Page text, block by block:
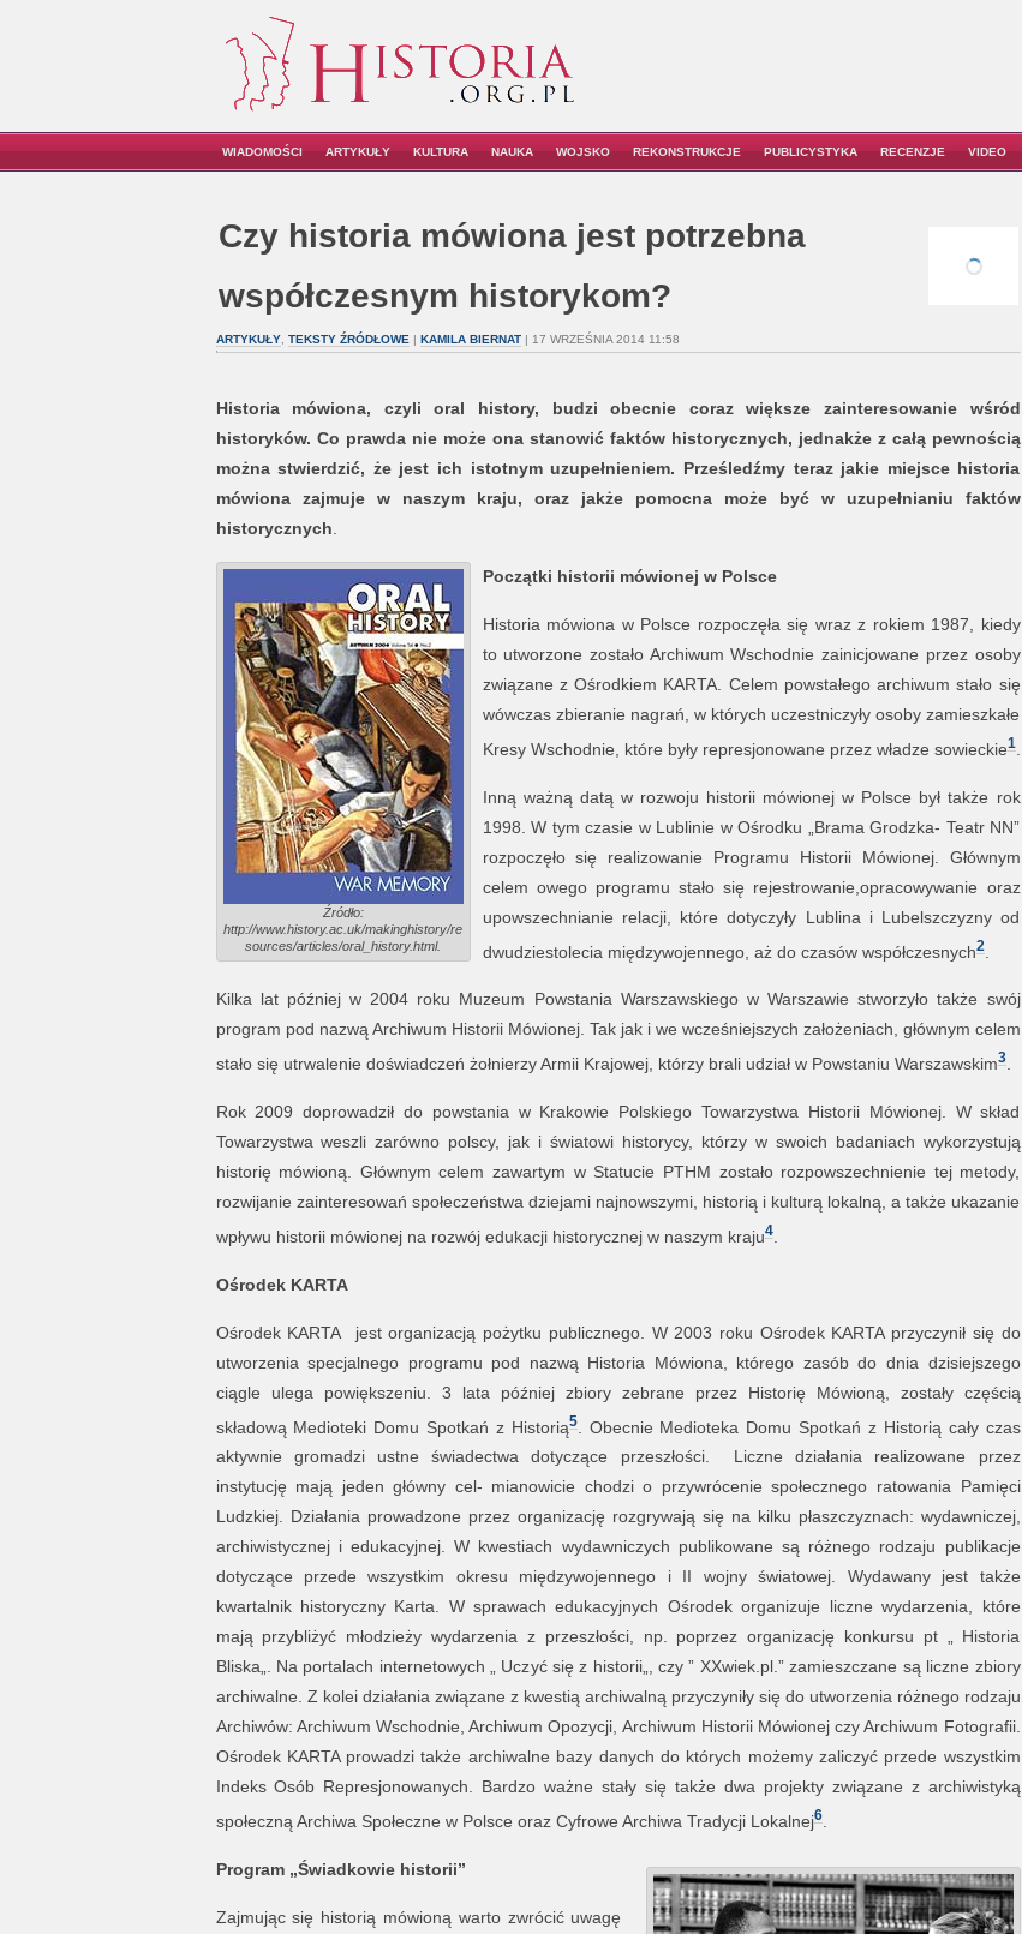
WIADOMOŚCI ARTYKUŁY KULTURA NAUKA WOJSKO REKONSTRUKCJE PUBLICYSTYKA RECENZJE VIDEO
Czy historia mówiona jest potrzebna
współczesnym historykom?
ARTYKUŁY, TEKSTY ŹRÓDŁOWE | KAMILA BIERNAT| 17 WRZEŚNIA 2014 11:58
Historia mówiona, czyli oral history, budzi obecnie coraz większe zainteresowanie wśród
historyków. Co prawda nie może ona stanowić faktów historycznych, jednakże z całą pewnością
można stwierdzić, że jest ich istotnym uzupełnieniem. Prześledźmy teraz jakie miejsce historia
mówiona zajmuje w naszym kraju, oraz jakże pomocna może być w uzupełnianiu faktów
historycznych
Źródło:
http://www.history.ac.uk/makinghistory/re
sources/articles/oral_history.html.
Początki historii mówionej w Polsce
Historia mówiona w Polsce rozpoczęła się wraz z rokiem 1987, kiedy
to utworzone zostało Archiwum Wschodnie zainicjowane przez osoby
związane z Ośrodkiem KARTA. Celem powstałego archiwum stało się
wówczas zbieranie nagrań, w których uczestniczyły osoby zamieszkałe
Kresy Wschodnie, które były represjonowane przez władze sowieckie1.
Inną ważną datą w rozwoju historii mówionej w Polsce był także rok
1998. W tym czasie w Lublinie w Ośrodku „Brama Grodzka- Teatr NN”
rozpoczęło się realizowanie Programu Historii Mówionej. Głównym
celem owego programu stało się rejestrowanie,opracowywanie oraz
upowszechnianie relacji, które dotyczyły Lublina i Lubelszczyzny od
dwudziestolecia międzywojennego, aż do czasów współczesnych2.
Kilka lat później w 2004 roku Muzeum Powstania Warszawskiego w Warszawie stworzyło także swój
program pod nazwą Archiwum Historii Mówionej. Tak jak i we wcześniejszych założeniach, głównym celem
stało się utrwalenie doświadczeń żołnierzy Armii Krajowej, którzy brali udział w Powstaniu Warszawskim3.
Rok 2009 doprowadził do powstania w Krakowie Polskiego Towarzystwa Historii Mówionej. W skład
Towarzystwa weszli zarówno polscy, jak i światowi historycy, którzy w swoich badaniach wykorzystują
historię mówioną. Głównym celem zawartym w Statucie PTHM zostało rozpowszechnienie tej metody,
rozwijanie zainteresowań społeczeństwa dziejami najnowszymi, historią i kulturą lokalną, a także ukazanie
wpływu historii mówionej na rozwój edukacji historycznej w naszym kraju4.
Ośrodek KARTA
Ośrodek KARTA jest organizacją pożytku publicznego. W 2003 roku Ośrodek KARTA przyczynił się do
utworzenia specjalnego programu pod nazwą Historia Mówiona, którego zasób do dnia dzisiejszego
ciągle ulega powiększeniu. 3 lata później zbiory zebrane przez Historię Mówioną, zostały częścią
składową Medioteki Domu Spotkań z Historią5. Obecnie Medioteka Domu Spotkań z Historią cały czas
aktywnie gromadzi ustne świadectwa dotyczące przeszłości. Liczne działania realizowane przez
instytucję mają jeden główny cel- mianowicie chodzi o przywrócenie społecznego ratowania Pamięci
Ludzkiej. Działania prowadzone przez organizację rozgrywają się na kilku płaszczyznach: wydawniczej,
archiwistycznej i edukacyjnej. W kwestiach wydawniczych publikowane są różnego rodzaju publikacje
dotyczące przede wszystkim okresu międzywojennego i II wojny światowej. Wydawany jest także
kwartalnik historyczny Karta. W sprawach edukacyjnych Ośrodek organizuje liczne wydarzenia, które
mają przybliżyć młodzieży wydarzenia z przeszłości, np. poprzez organizację konkursu pt „ Historia
Bliska„. Na portalach internetowych „ Uczyć się z historii„, czy ” XXwiek.pl.” zamieszczane są liczne zbiory
archiwalne. Z kolei działania związane z kwestią archiwalną przyczyniły się do utworzenia różnego rodzaju
Archiwów: Archiwum Wschodnie, Archiwum Opozycji, Archiwum Historii Mówionej czy Archiwum Fotografii.
Ośrodek KARTA prowadzi także archiwalne bazy danych do których możemy zaliczyć przede wszystkim
Indeks Osób Represjonowanych. Bardzo ważne stały się także dwa projekty związane z archiwistyką
społeczną Archiwa Społeczne w Polsce oraz Cyfrowe Archiwa Tradycji Lokalnej6.
Program „Świadkowie historii”
Zajmując się historią mówioną warto zwrócić uwagę